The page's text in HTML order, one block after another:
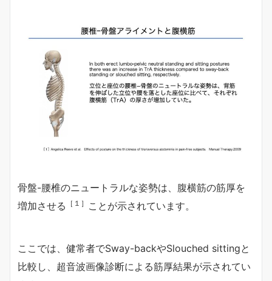
骨盤-腰椎のニュートラルな姿勢は、腹横筋の筋厚を
増加させる
［１］ ことが示されています。
ここでは、健常者でSway-backやSlouched sittingと
比較し、超音波画像診断による筋厚結果が示されてい